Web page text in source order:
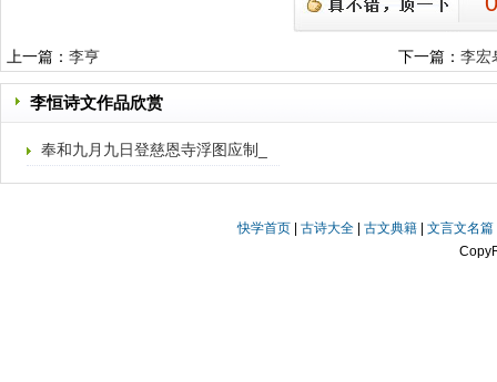
上一篇： 李亨 下一篇：李宏
李恒诗文作品欣赏
奉和九月九日登慈恩寺浮图应制_
宝地邻丹掖
快学首页 |古诗大全 |古文典籍 |文言文名篇